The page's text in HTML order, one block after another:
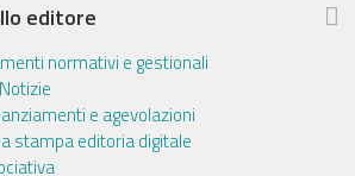
editore
normativi e gestionali
e agevolazioni
stampa editoria digitale